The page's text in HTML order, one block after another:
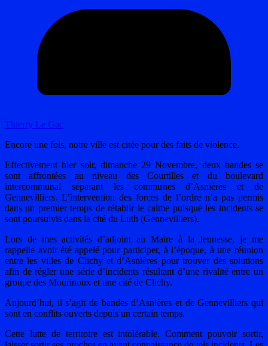
Thierry Le Gac
Encore une fois, notre ville est citée pour des faits de violence.
Effectivement hier soir, dimanche 29 Novembre, deux bandes se
sont affrontées au niveau des Courtilles et du boulevard
intercommunal séparant les communes d’Asnières et de
Gennevilliers. L’intervention des forces de l’ordre n’a pas permis
dans un premier temps de rétablir le calme puisque les incidents se
sont poursuivis dans la cité du Luth (Gennevilliers).
Lors de mes activités d’adjoint au Maire à la Jeunesse, je me
rappelle avoir été appelé pour participer, à l’époque, à une réunion
entre les villes de Clichy et d’Asnières pour trouver des solutions
afin de régler une série d’incidents résultant d’une rivalité entre un
groupe des Mourinoux et une cité de Clichy.
Aujourd’hui, il s’agit de bandes d’Asnières et de Gennevilliers qui
sont en conflits ouverts depuis un certain temps.
Cette lutte de territoire est intolérable. Comment pouvoir sortir,